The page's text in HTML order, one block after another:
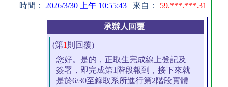
時間： 2026/3/30 上午 10:55:43 來自： 59.***.***.31
承辦人回覆
(第1 則回覆)
您好。是的，正取生完成線上登記及
簽署，即完成第1階段報到，接下來就
是於6/30至錄取系所進行第2階段實體